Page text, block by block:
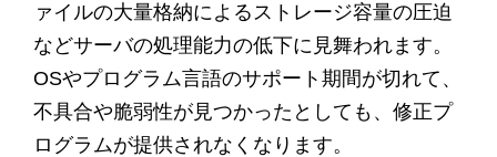
ァイルの大量格納によるストレージ容量の圧迫
などサーバの処理能力の低下に見舞われます。
OSやプログラム言語のサポート期間が切れて、
不具合や脆弱性が見つかったとしても、修正プ
ログラムが提供されなくなります。